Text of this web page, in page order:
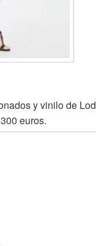
y vinilo de
euros.